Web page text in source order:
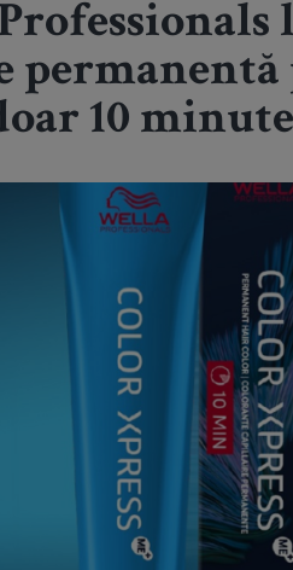
10 minute